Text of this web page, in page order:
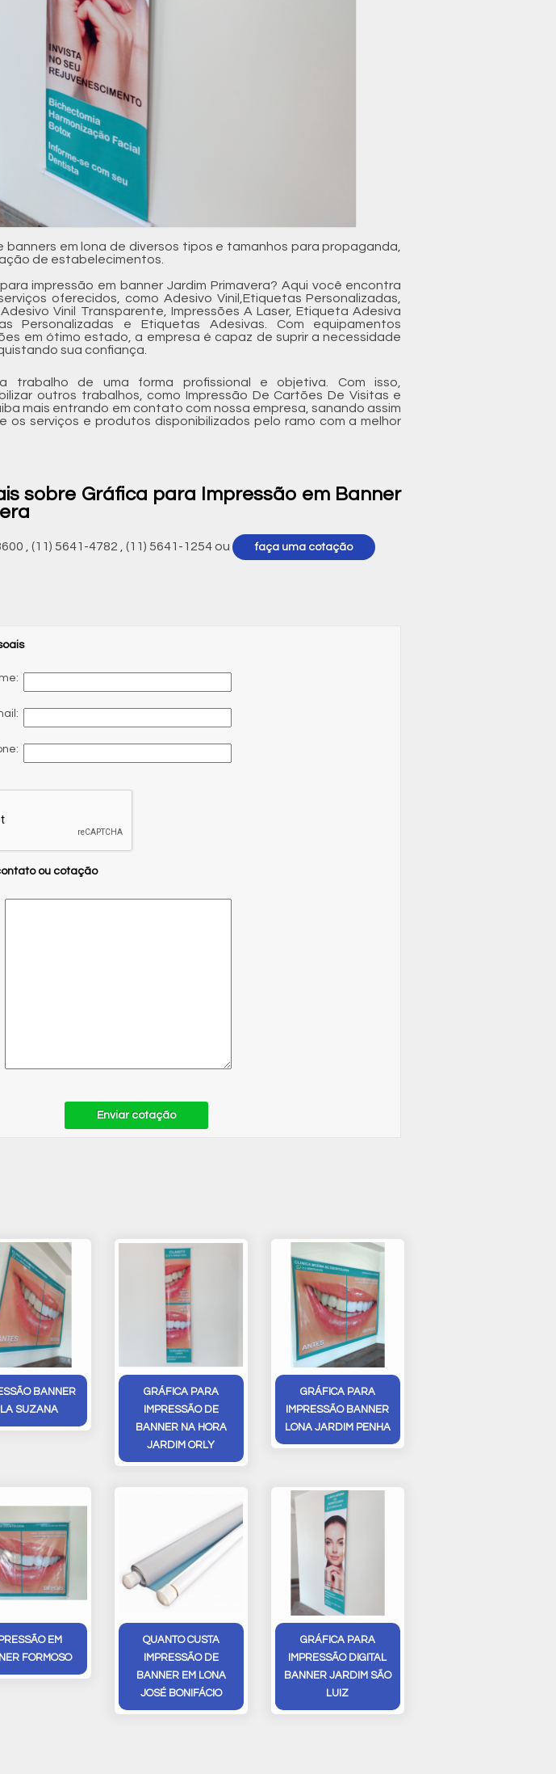
banners em lona de diversos tipos e tamanhos para propaganda,
de estabelecimentos.
impressão em banner Jardim Primavera? Aqui você encontra
oferecidos, como Adesivo Vinil,Etiquetas Personalizadas,
Vinil Transparente, Impressões A Laser, Etiqueta Adesiva
Personalizadas e Etiquetas Adesivas. Com equipamentos
em ótimo estado, a empresa é capaz de suprir a necessidade
sua confiança.
trabalho de uma forma profissional e objetiva. Com isso,
outros trabalhos, como Impressão De Cartões De Visitas e
mais entrando em contato com nossa empresa, sanando assim
os serviços e produtos disponibilizados pelo ramo com a melhor
sobre Gráfica para Impressão em Banner
(11) 5641-4782 (11) 5641-1254 ou faça uma cotação
ou cotação
Enviar cotação
BANNER
SUZANA
GRÁFICA PARA
IMPRESSÃO DE
BANNER NA HORA
JARDIM ORLY
GRÁFICA PARA
IMPRESSÃO BANNER
LONA JARDIM PENHA
EM
FORMOSO
QUANTO CUSTA
IMPRESSÃO DE
BANNER EM LONA
JOSÉ BONIFÁCIO
GRÁFICA PARA
IMPRESSÃO DIGITAL
BANNER JARDIM SÃO
LUIZ